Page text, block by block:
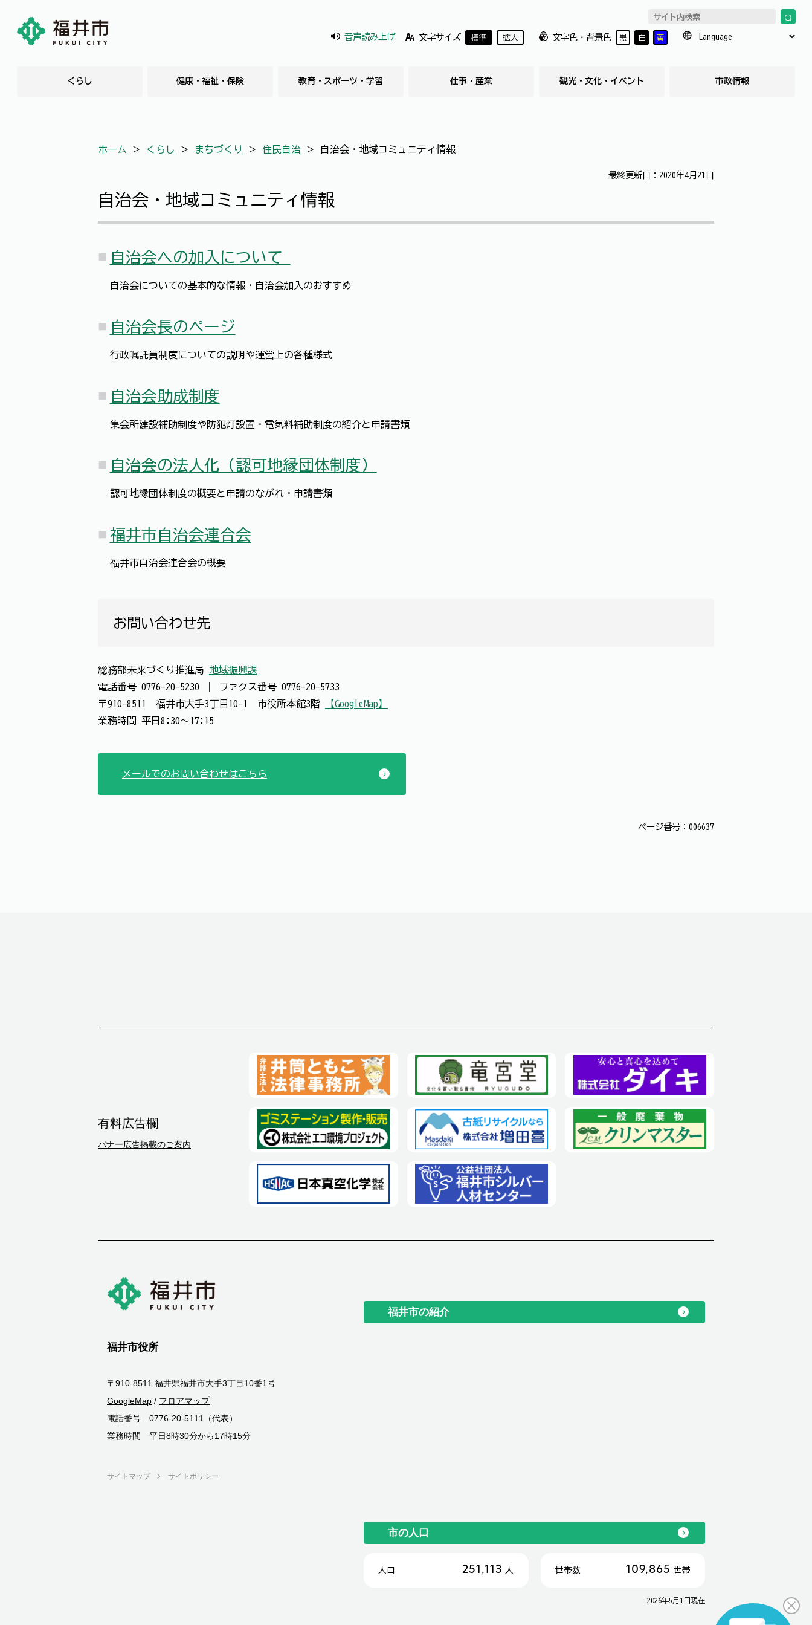
音声読み上げ 文字サイズ 標準 拡大 文字色・背景色 黒 白 黄
くらし 健康・福祉・保険 教育・スポーツ・学習 仕事・産業 観光・文化・イベント 市政情報
ホーム ＞ くらし ＞ まちづくり ＞ 住民自治 ＞ 自治会・地域コミュニティ情報
最終更新日：2020年4月21日
自治会・地域コミュニティ情報
自治会への加入について
自治会についての基本的な情報・自治会加入のおすすめ
自治会長のページ
行政嘱託員制度についての説明や運営上の各種様式
自治会助成制度
集会所建設補助制度や防犯灯設置・電気料補助制度の紹介と申請書類
自治会の法人化（認可地縁団体制度）
認可地縁団体制度の概要と申請のながれ・申請書類
福井市自治会連合会
福井市自治会連合会の概要
お問い合わせ先
総務部未来づくり推進局 地域振興課
電話番号 0776-20-5230 ファクス番号 0776-20-5733
〒910-8511 福井市大手3丁目10-1 市役所本館3階
【GoogleMap】
業務時間 平日8:30～17:15
メールでのお問い合わせはこちら
ページ番号：006637
有料広告欄
バナー広告掲載のご案内
福井市役所
〒910-8511 福井県福井市大手3丁目10番1号
GoogleMap / フロアマップ
電話番号 0776-20-5111（代表）
業務時間 平日8時30分から17時15分
サイトマップ サイトポリシー
福井市の紹介
市の人口
人口 251,113 人 世帯数 109,865 世帯
2026年5月1日現在